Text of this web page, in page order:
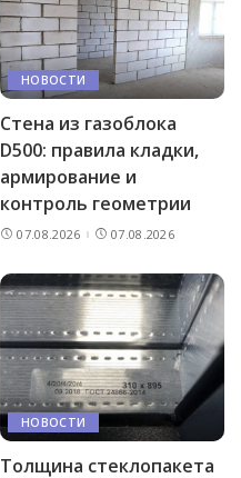
НОВОСТИ
Стена из газоблока
D500: правила кладки,
армирование и
контроль геометрии
07.08.2026 07.08.2026
НОВОСТИ
Толщина стеклопакета